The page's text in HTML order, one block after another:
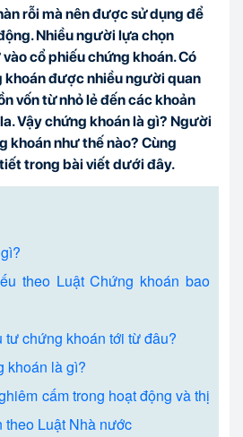
rỗi mà nên được sử dụng để
Nhiều người lựa chọn
cổ phiếu chứng khoán. Có
khoán được nhiều người quan
vốn từ nhỏ lẻ đến các khoản
Vậy chứng khoán là gì? Người
khoán như thế nào? Cùng
trong bài viết dưới đây.
theo Luật Chứng khoán bao
tư chứng khoán tới từ đâu?
khoán là gì?
cấm trong hoạt động và thị
Luật Nhà nước